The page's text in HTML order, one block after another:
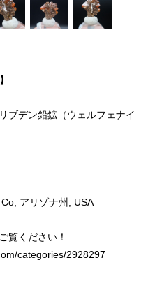
ブデン鉛鉱（ウェルフェナイ
アリゾナ州, USA
覧ください！
categories/2928297